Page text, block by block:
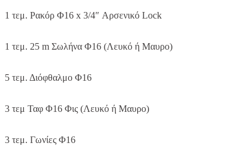
1 τεμ. Ρακόρ Φ16 x 3/4″ Αρσενικό Lock
1 τεμ. 25 m Σωλήνα Φ16 (Λευκό ή Μαυρο)
5 τεμ. Διόφθαλμο Φ16
3 τεμ Ταφ Φ16 Φις (Λευκό ή Μαυρο)
3 τεμ. Γωνίες Φ16